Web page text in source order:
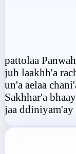
pattolaa
juh laakhh'a
un'a aelaa
Sakhhar'a
jaa ddiniyam'ay